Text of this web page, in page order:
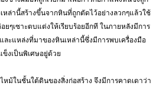
หล่านี้สร้างขึ้นจากหินที่ถูกตัดไว้อย่างลวกๆแล้วใช้
ยๆเซาะตบแต่งให้เรียบร้อยอีกที ในภายหลังมีการ
ละแหล่งที่มาของหินเหล่านี้ซึ่งมีการพบเครื่องมือ
งเป็นพิเศษอยู่ด้วย
หม้ในชั้นใต้ดินของสิ่งก่อสร้าง จึงมีการคาดเดาว่า